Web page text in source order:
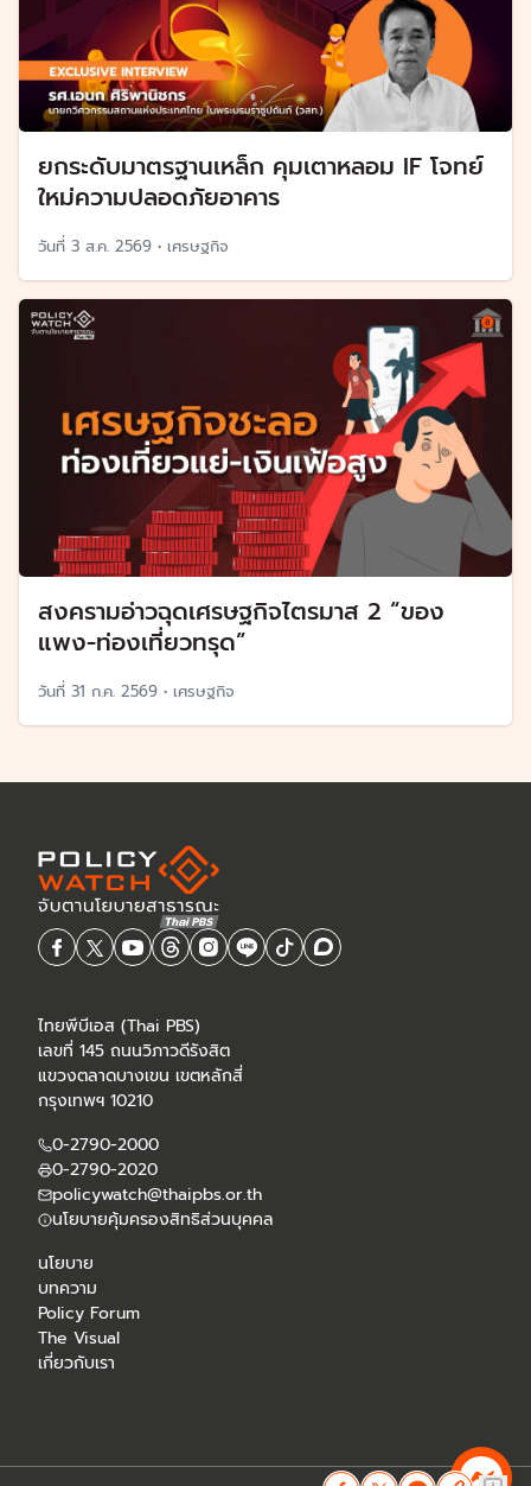
ยกระดับมาตรฐานเหล็ก คุมเตาหลอม IF โจทย์
ใหม่ความปลอดภัยอาคาร
วันที่ 3 ส.ค. 2569 • เศรษฐกิจ
สงครามอ่าวฉุดเศรษฐกิจไตรมาส 2 “ของ
แพง-ท่องเที่ยวทรุด”
วันที่ 31 ก.ค. 2569 • เศรษฐกิจ
ไทยพีบีเอส (Thai PBS)
เลขที่ 145 ถนนวิภาวดีรังสิต
แขวงตลาดบางเขน เขตหลักสี่
กรุงเทพฯ 10210
0-2790-2000
0-2790-2020
policywatch@thaipbs.or.th
นโยบายคุ้มครองสิทธิส่วนบุคคล
นโยบาย
บทความ
Policy Forum
The Visual
เกี่ยวกับเรา